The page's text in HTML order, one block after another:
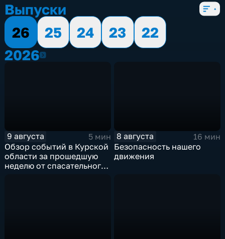
Выпуски
26
25 24 23
22
20262026
9 августа
5 мин
Обзор событий в Курской
области за прошедшую
неделю от спасательного
8 августа
16 мин
Безопасность нашего
движения